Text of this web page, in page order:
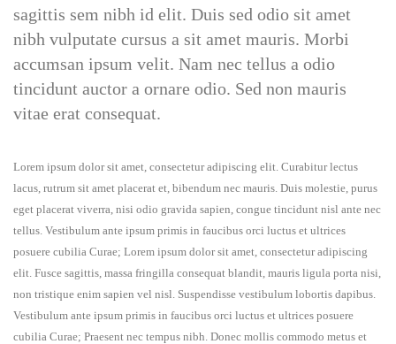
sagittis sem nibh id elit. Duis sed odio sit amet
nibh vulputate cursus a sit amet mauris. Morbi
accumsan ipsum velit. Nam nec tellus a odio
tincidunt auctor a ornare odio. Sed non mauris
vitae erat consequat.
Lorem ipsum dolor sit amet, consectetur adipiscing elit. Curabitur lectus
lacus, rutrum sit amet placerat et, bibendum nec mauris. Duis molestie, purus
eget placerat viverra, nisi odio gravida sapien, congue tincidunt nisl ante nec
tellus. Vestibulum ante ipsum primis in faucibus orci luctus et ultrices
posuere cubilia Curae; Lorem ipsum dolor sit amet, consectetur adipiscing
elit. Fusce sagittis, massa fringilla consequat blandit, mauris ligula porta nisi,
non tristique enim sapien vel nisl. Suspendisse vestibulum lobortis dapibus.
Vestibulum ante ipsum primis in faucibus orci luctus et ultrices posuere
cubilia Curae; Praesent nec tempus nibh. Donec mollis commodo metus et